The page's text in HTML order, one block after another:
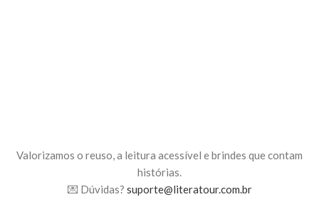
Valorizamos o reuso, a leitura acessível e brindes que contam
histórias.
💌 Dúvidas? suporte@literatour.com.br